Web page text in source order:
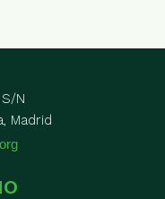
N
Madrid